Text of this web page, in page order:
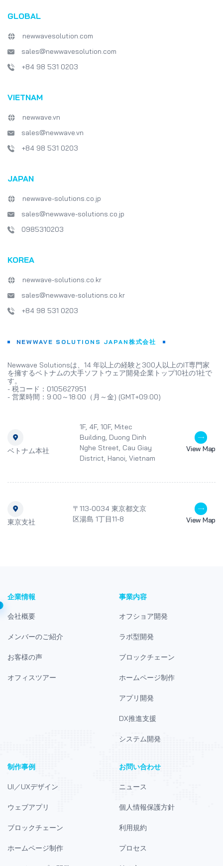
GLOBAL
newwavesolution.com
sales@newwavesolution.com
+84 98 531 0203
VIETNAM
newwave.vn
sales@newwave.vn
+84 98 531 0203
JAPAN
newwave-solutions.co.jp
sales@newwave-solutions.co.jp
0985310203
KOREA
newwave-solutions.co.kr
sales@newwave-solutions.co.kr
+84 98 531 0203
NEWWAVE SOLUTIONS JAPAN株式会社
Newwave Solutionsは、14 年以上の経験と300人以上のIT専門家
を擁するベトナムの大手ソフトウェア開発企業トップ10社の1社で
す。
- 税コード：0105627951
- 営業時間：9:00～18:00（月～金) (GMT+09:00)
ベトナム本社
1F, 4F, 10F, Mitec
Building, Duong Dinh
Nghe Street, Cau Giay
District, Hanoi, Vietnam
View Map
東京支社
〒113-0034 東京都文京
区湯島 1丁目11-8
View Map
企業情報
会社概要
メンバーのご紹介
お客様の声
オフィスツアー
事業内容
オフショア開発
ラボ型開発
ブロックチェーン
ホームページ制作
アプリ開発
DX推進支援
システム開発
制作事例
UI／UXデザイン
ウェブアプリ
ブロックチェーン
ホームページ制作
お問い合わせ
ニュース
個人情報保護方針
利用規約
プロセス